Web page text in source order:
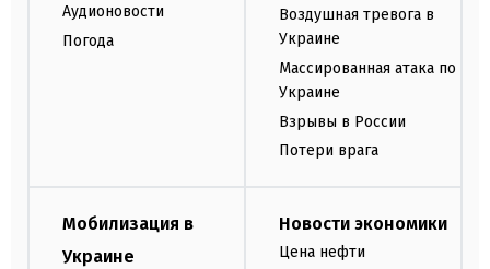
Аудионовости
Погода
Воздушная тревога в
Украине
Массированная атака по
Украине
Взрывы в России
Потери врага
Мобилизация в
Украине
Новости экономики
Цена нефти